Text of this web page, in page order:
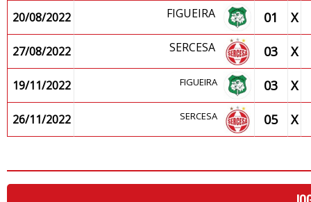
20/08/2022 FIGUEIRA 01 X
27/08/2022 SERCESA 03 X
19/11/2022 FIGUEIRA 03 X
26/11/2022 SERCESA 05 X